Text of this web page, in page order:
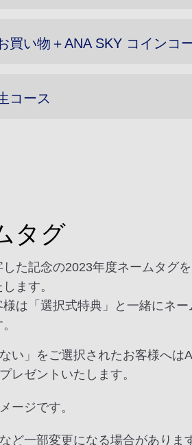
買い物＋ANA SKY コインコ
コース
タグ
した記念の2023年度ネームタグ
ます。
様は「選択式特典」と一緒にネ
ない」をご選択されたお客様へは
レゼントいたします。
ージです。
ど一部変更になる場合がありま